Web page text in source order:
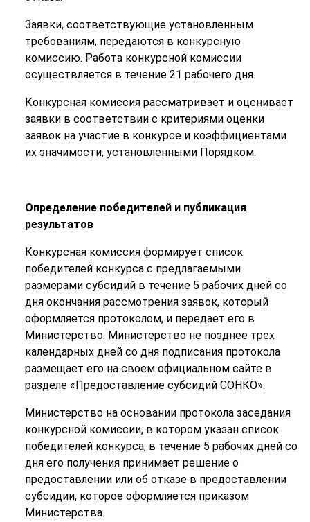
Заявки, соответствующие установленным
требованиям, передаются в конкурсную
комиссию. Работа конкурсной комиссии
осуществляется в течение 21 рабочего дня.
Конкурсная комиссия рассматривает и оценивает
заявки в соответствии с критериями оценки
заявок на участие в конкурсе и коэффициентами
их значимости, установленными Порядком.
Определение победителей и публикация
результатов
Конкурсная комиссия формирует список
победителей конкурса с предлагаемыми
размерами субсидий в течение 5 рабочих дней со
дня окончания рассмотрения заявок, который
оформляется протоколом, и передает его в
Министерство. Министерство не позднее трех
календарных дней со дня подписания протокола
размещает его на своем официальном сайте в
разделе «Предоставление субсидий СОНКО».
Министерство на основании протокола заседания
конкурсной комиссии, в котором указан список
победителей конкурса, в течение 5 рабочих дней со
дня его получения принимает решение о
предоставлении или об отказе в предоставлении
субсидии, которое оформляется приказом
Министерства.